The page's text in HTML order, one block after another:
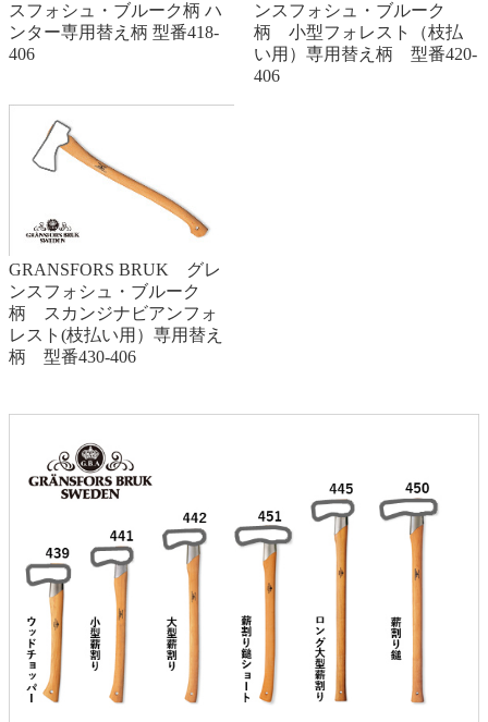
スフォシュ・ブルーク柄 ハ
ンター専用替え柄 型番418-
406
ンスフォシュ・ブルーク
柄 小型フォレスト（枝払
い用）専用替え柄 型番420-
406
GRANSFORS BRUK グレ
ンスフォシュ・ブルーク
柄 スカンジナビアンフォ
レスト(枝払い用）専用替え
柄 型番430-406